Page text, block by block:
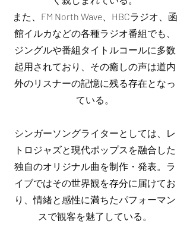
また、FM North Wave、HBCラジオ、函
館イルカなどの各種ラジオ番組でも、
ジングルや番組タイトルコールに多数
起用されており、その癒しの声は道内
外のリスナーの記憶に残る存在となっ
ている。
シンガーソングライターとしては、レ
トロジャズと現代ポップスを融合した
独自のオリジナル曲を制作・発表。ラ
イブではその世界観を存分に届けてお
り、情緒と感性に満ちたパフォーマン
スで観客を魅了している。